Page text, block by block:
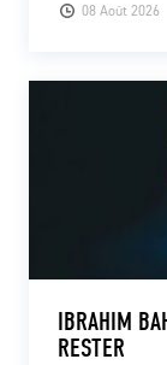
08 Août 2026
IBRAHIM
RESTER